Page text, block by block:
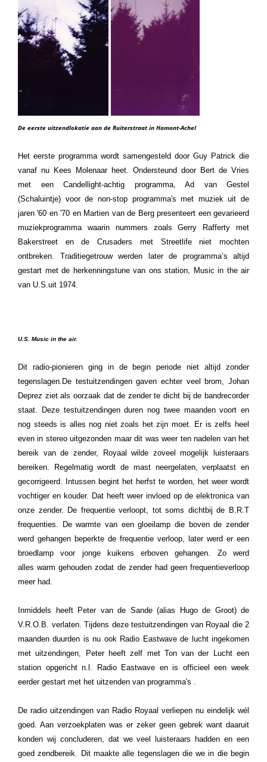
De eerste uitzendlokatie aan de Ruiterstraat in Hamont-Achel
Het eerste programma wordt samengesteld door Guy Patrick die
vanaf nu Kees Molenaar heet. Ondersteund door Bert de Vries
met een Candellight-achtig programma, Ad van Gestel
(Schaluintje) voor de non-stop programma's met muziek uit de
jaren '60 en '70 en Martien van de Berg presenteert een gevarieerd
muziekprogramma waarin nummers zoals Gerry Rafferty met
Bakerstreet en de Crusaders met Streetlife niet mochten
ontbreken. Traditiegetrouw werden later de programma’s altijd
gestart met de herkenningstune van ons station, Music in the air
van U.S.uit 1974.
U.S. Music in the air.
Dit radio-pionieren ging in de begin periode niet altijd zonder
tegenslagen.De testuitzendingen gaven echter veel brom, Johan
Deprez ziet als oorzaak dat de zender te dicht bij de bandrecorder
staat. Deze testuitzendingen duren nog twee maanden voort en
nog steeds is alles nog niet zoals het zijn moet. Er is zelfs heel
even in stereo uitgezonden maar dit was weer ten nadelen van het
bereik van de zender, Royaal wilde zoveel mogelijk luisteraars
bereiken. Regelmatig wordt de mast neergelaten, verplaatst en
gecorrigeerd. Intussen begint het herfst te worden, het weer wordt
vochtiger en kouder. Dat heeft weer invloed op de elektronica van
onze zender. De frequentie verloopt, tot soms dichtbij de B.R.T
frequenties. De warmte van een gloeilamp die boven de zender
werd gehangen beperkte de frequentie verloop, later werd er een
broedlamp voor jonge kuikens erboven gehangen. Zo werd
alles warm gehouden zodat de zender had geen frequentieverloop
meer had.
Inmiddels heeft Peter van de Sande (alias Hugo de Groot) de
V.R.O.B. verlaten. Tijdens deze testuitzendingen van Royaal die 2
maanden duurden is nu ook Radio Eastwave de lucht ingekomen
met uitzendingen, Peter heeft zelf met Ton van der Lucht een
station opgericht n.l. Radio Eastwave en is officieel een week
eerder gestart met het uitzenden van programma's .
De radio uitzendingen van Radio Royaal verliepen nu eindelijk wél
goed. Aan verzoekplaten was er zeker geen gebrek want daaruit
konden wij concluderen, dat we veel luisteraars hadden en een
goed zendbereik. Dit maakte alle tegenslagen die we in die begin